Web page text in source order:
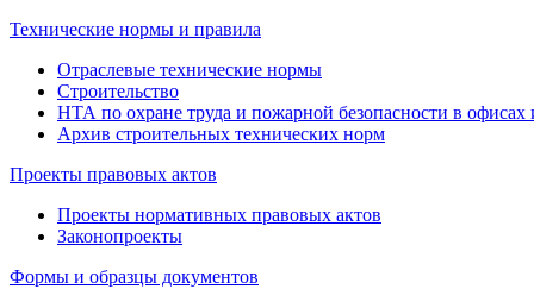
Технические нормы и правила
Отраслевые технические нормы
Строительство
НТА по охране труда и пожарной безопасности в
Архив строительных технических норм
Проекты правовых актов
Проекты нормативных правовых актов
Законопроекты
Формы и образцы документов